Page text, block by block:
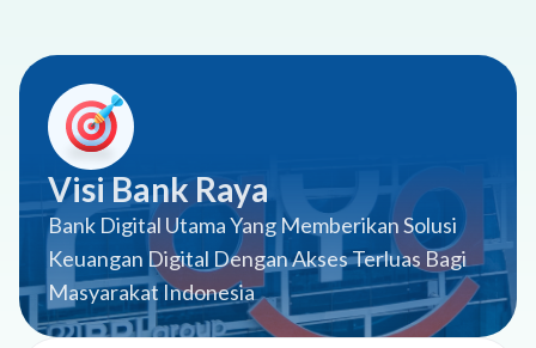
Visi Bank Raya
Bank Digital Utama Yang Memberikan Solusi
Keuangan Digital Dengan Akses Terluas Bagi
Masyarakat Indonesia